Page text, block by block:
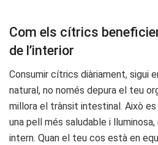
Com els cítrics
de l’interior
Consumir cítrics diàriament, sigui
natural, no només depura el teu
millora el trànsit intestinal. Això
una pell més saludable i
intern. Quan el teu cos està en